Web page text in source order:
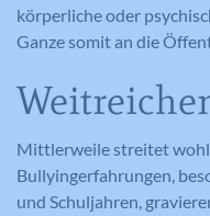
körperliche oder
Ganze somit an die
Mittlerweile streitet wohl
Bullyingerfahrungen,
und Schuljahren,